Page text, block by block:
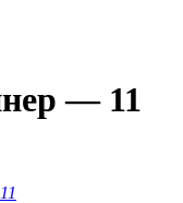
— 11
11